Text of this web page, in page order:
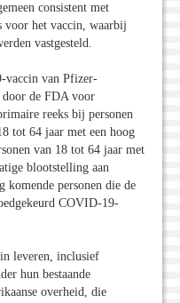
consistent met
voor het vaccin, waarbij
vastgesteld.
vaccin van Pfizer-
door de FDA voor
reeks bij personen
tot 64 jaar met een hoog
van 18 tot 64 jaar met
blootstelling aan
komende personen die de
COVID-19-
leveren, inclusief
hun bestaande
overheid, die